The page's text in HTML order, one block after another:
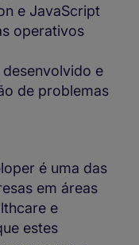
e JavaScript
operativos
e
de problemas
é uma das
em áreas
e
estes